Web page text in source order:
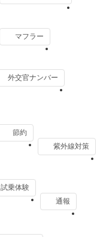
マフラー
外交官ナンバー
節約
紫外線対策
試乗体験
通報